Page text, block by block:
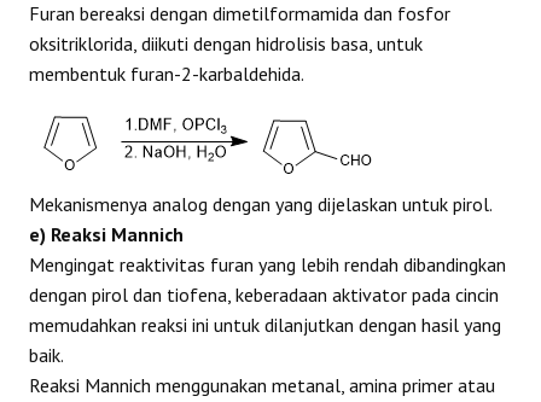
Furan bereaksi dengan dimetilformamida dan fosfor
oksitriklorida, diikuti dengan hidrolisis basa, untuk
membentuk furan-2-karbaldehida.
Mekanismenya analog dengan yang dijelaskan untuk pirol.
e) Reaksi Mannich
Mengingat reaktivitas furan yang lebih rendah dibandingkan
dengan pirol dan tiofena, keberadaan aktivator pada cincin
memudahkan reaksi ini untuk dilanjutkan dengan hasil yang
baik.
Reaksi Mannich menggunakan metanal, amina primer atau